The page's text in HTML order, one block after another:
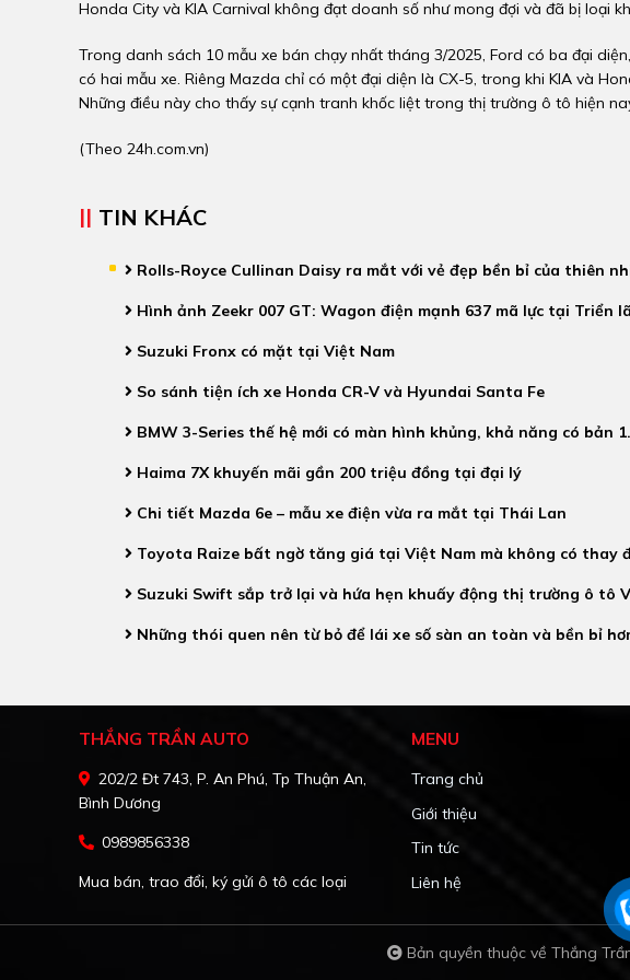
Honda City và KIA Carnival không đạt doanh số như mong đợi và đã bị loại
Trong danh sách 10 mẫu xe bán chạy nhất tháng 3/2025, Ford có ba đại
có hai mẫu xe. Riêng Mazda chỉ có một đại diện là CX-5, trong khi KIA và
Những điều này cho thấy sự cạnh tranh khốc liệt trong thị trường ô tô hiện
(Theo 24h.com.vn)
TIN KHÁC
Rolls-Royce Cullinan Daisy ra mắt với vẻ đẹp bền bỉ của thiên
Hình ảnh Zeekr 007 GT: Wagon điện mạnh 637 mã lực tại Triển
Suzuki Fronx có mặt tại Việt Nam
So sánh tiện ích xe Honda CR-V và Hyundai Santa Fe
BMW 3-Series thế hệ mới có màn hình khủng, khả năng có bản
Haima 7X khuyến mãi gần 200 triệu đồng tại đại lý
Chi tiết Mazda 6e – mẫu xe điện vừa ra mắt tại Thái Lan
Toyota Raize bất ngờ tăng giá tại Việt Nam mà không có thay
Suzuki Swift sắp trở lại và hứa hẹn khuấy động thị trường ô tô
Những thói quen nên từ bỏ để lái xe số sàn an toàn và bền bỉ
THẮNG TRẦN AUTO
202/2 Đt 743, P. An Phú, Tp Thuận An,
Bình Dương
0989856338
Mua bán, trao đổi, ký gửi ô tô các loại
MENU
Trang chủ
Giới thiệu
Tin tức
Liên hệ
Bản quyền thuộc về Thắng